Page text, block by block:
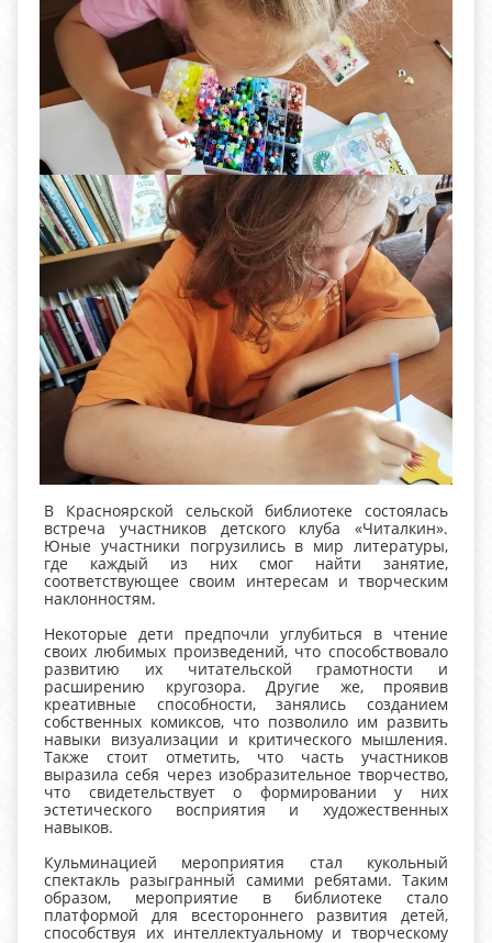
В Красноярской сельской библиотеке состоялась
встреча участников детского клуба «Читалкин».
Юные участники погрузились в мир литературы,
где каждый из них смог найти занятие,
соответствующее своим интересам и творческим
наклонностям.
Некоторые дети предпочли углубиться в чтение
своих любимых произведений, что способствовало
развитию их читательской грамотности и
расширению кругозора. Другие же, проявив
креативные способности, занялись созданием
собственных комиксов, что позволило им развить
навыки визуализации и критического мышления.
Также стоит отметить, что часть участников
выразила себя через изобразительное творчество,
что свидетельствует о формировании у них
эстетического восприятия и художественных
навыков.
Кульминацией мероприятия стал кукольный
спектакль разыгранный самими ребятами. Таким
образом, мероприятие в библиотеке стало
платформой для всестороннего развития детей,
способствуя их интеллектуальному и творческому